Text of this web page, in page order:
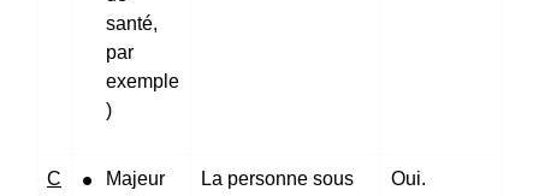
santé,
par
exemple
)
C
Majeur
La personne sous
Oui.